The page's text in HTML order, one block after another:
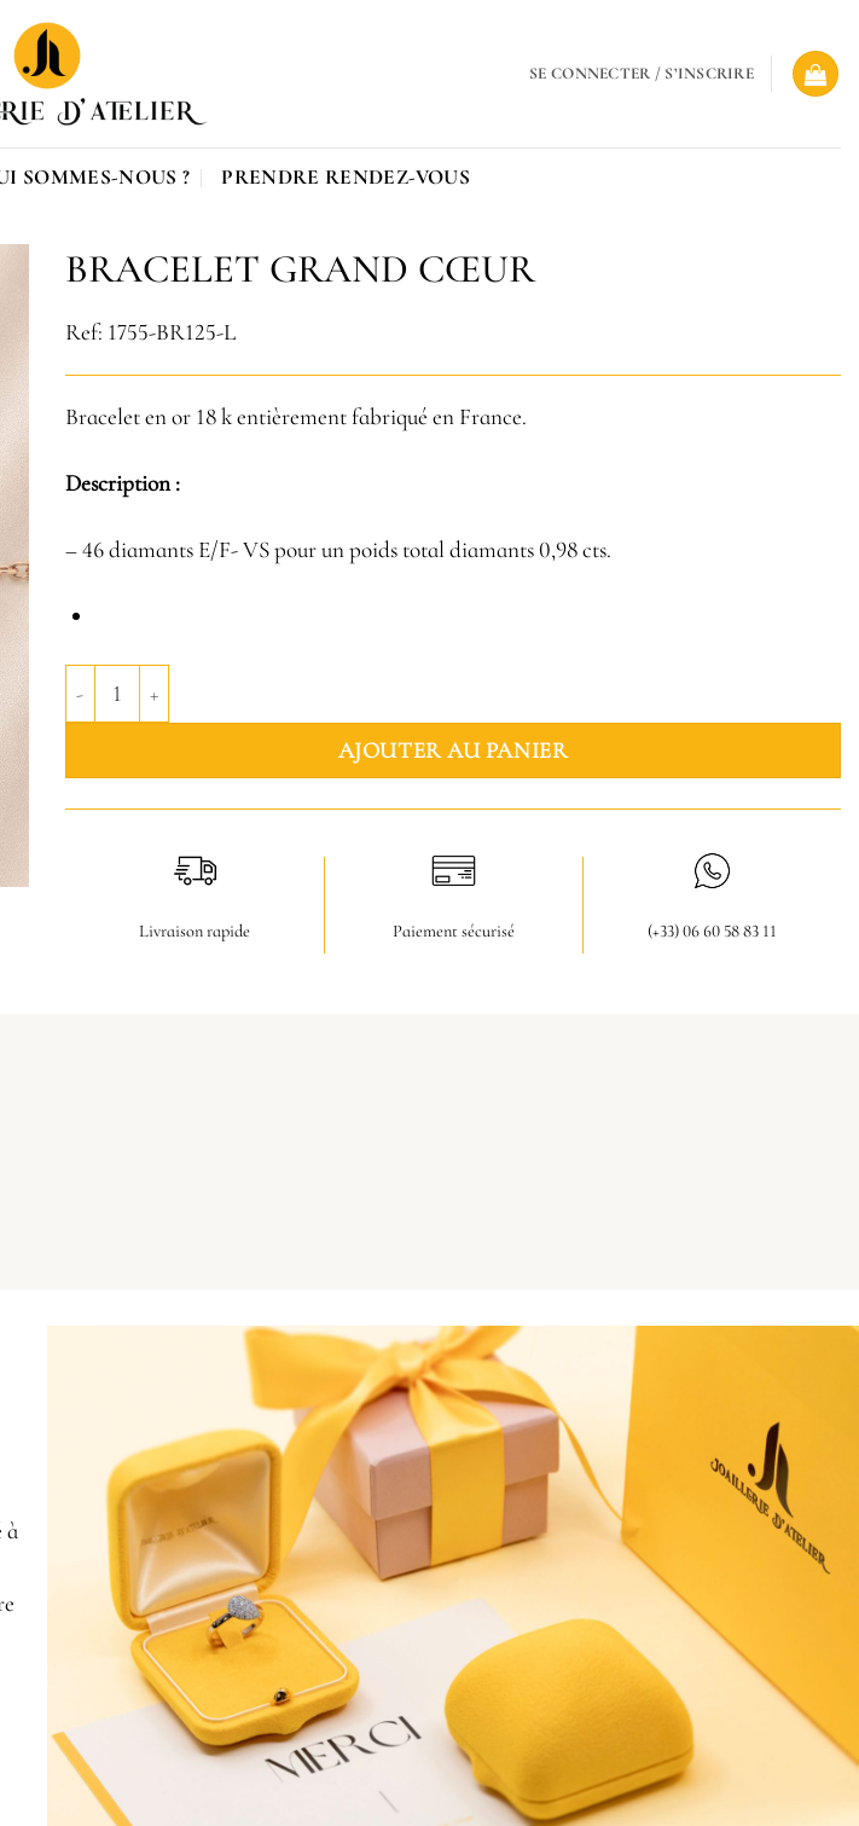
SE CONNECTER / S’INSCRIRE
SOMMES-NOUS ? PRENDRE RENDEZ-VOUS
BRACELET GRAND CŒUR
Ref: 1755-BR125-L
Bracelet en or 18 k entièrement fabriqué en France.
Description :
– 46 diamants E/F- VS pour un poids total diamants 0,98 cts.
quantité de Bracelet Grand cœur
AJOUTER AU PANIER
Livraison rapide Paiement sécurisé (+33) 06 60 58 83 11
à